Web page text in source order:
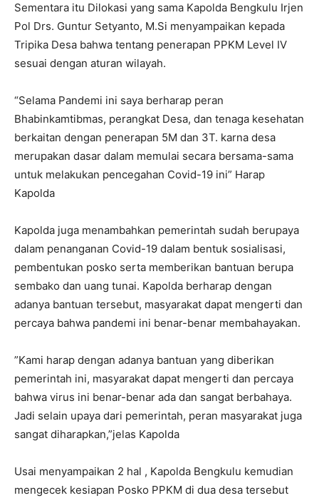
Sementara itu Dilokasi yang sama Kapolda Bengkulu Irjen
Pol Drs. Guntur Setyanto, M.Si menyampaikan kepada
Tripika Desa bahwa tentang penerapan PPKM Level IV
sesuai dengan aturan wilayah.
“Selama Pandemi ini saya berharap peran
Bhabinkamtibmas, perangkat Desa, dan tenaga kesehatan
berkaitan dengan penerapan 5M dan 3T. karna desa
merupakan dasar dalam memulai secara bersama-sama
untuk melakukan pencegahan Covid-19 ini” Harap
Kapolda
Kapolda juga menambahkan pemerintah sudah berupaya
dalam penanganan Covid-19 dalam bentuk sosialisasi,
pembentukan posko serta memberikan bantuan berupa
sembako dan uang tunai. Kapolda berharap dengan
adanya bantuan tersebut, masyarakat dapat mengerti dan
percaya bahwa pandemi ini benar-benar membahayakan.
”Kami harap dengan adanya bantuan yang diberikan
pemerintah ini, masyarakat dapat mengerti dan percaya
bahwa virus ini benar-benar ada dan sangat berbahaya.
Jadi selain upaya dari pemerintah, peran masyarakat juga
sangat diharapkan,”jelas Kapolda
Usai menyampaikan 2 hal , Kapolda Bengkulu kemudian
mengecek kesiapan Posko PPKM di dua desa tersebut